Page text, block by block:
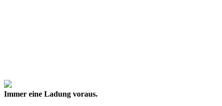
Immer eine Ladung voraus.